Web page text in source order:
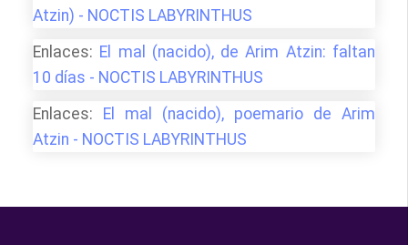
Atzin) - NOCTIS LABYRINTHUS
Enlaces: El mal (nacido), de Arim Atzin: faltan
10 días - NOCTIS LABYRINTHUS
Enlaces: El mal (nacido), poemario de Arim
Atzin - NOCTIS LABYRINTHUS